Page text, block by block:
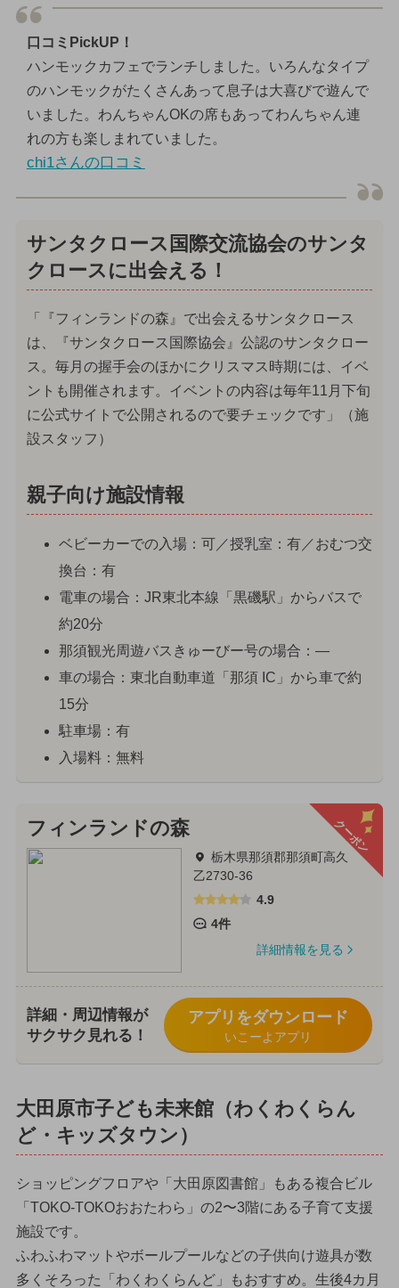
口コミPickUP！
ハンモックカフェでランチしました。いろんなタイプ
のハンモックがたくさんあって息子は大喜びで遊んで
いました。わんちゃんOKの席もあってわんちゃん連
れの方も楽しまれていました。
chi1さんの口コミ
サンタクロース国際交流協会のサンタ
クロースに出会える！
「『フィンランドの森』で出会えるサンタクロース
は、『サンタクロース国際協会』公認のサンタクロー
ス。毎月の握手会のほかにクリスマス時期には、イベ
ントも開催されます。イベントの内容は毎年11月下旬
に公式サイトで公開されるので要チェックです」（施
設スタッフ）
親子向け施設情報
ベビーカーでの入場：可／授乳室：有／おむつ交
換台：有
電車の場合：JR東北本線「黒磯駅」からバスで
約20分
那須観光周遊バスきゅーびー号の場合：—
車の場合：東北自動車道「那須 IC」から車で約
15分
駐車場：有
入場料：無料
クーポン
フィンランドの森
栃木県那須郡那須町高久
乙2730-36
4.9
4件
詳細情報を見る
詳細・周辺情報が
サクサク見れる！
アプリをダウンロード
いこーよアプリ
大田原市子ども未来館（わくわくらん
ど・キッズタウン）
ショッピングフロアや「大田原図書館」もある複合ビル
「TOKO-TOKOおおたわら」の2〜3階にある子育て支援
施設です。
ふわふわマットやボールプールなどの子供向け遊具が数
多くそろった「わくわくらんど」もおすすめ。生後4カ月